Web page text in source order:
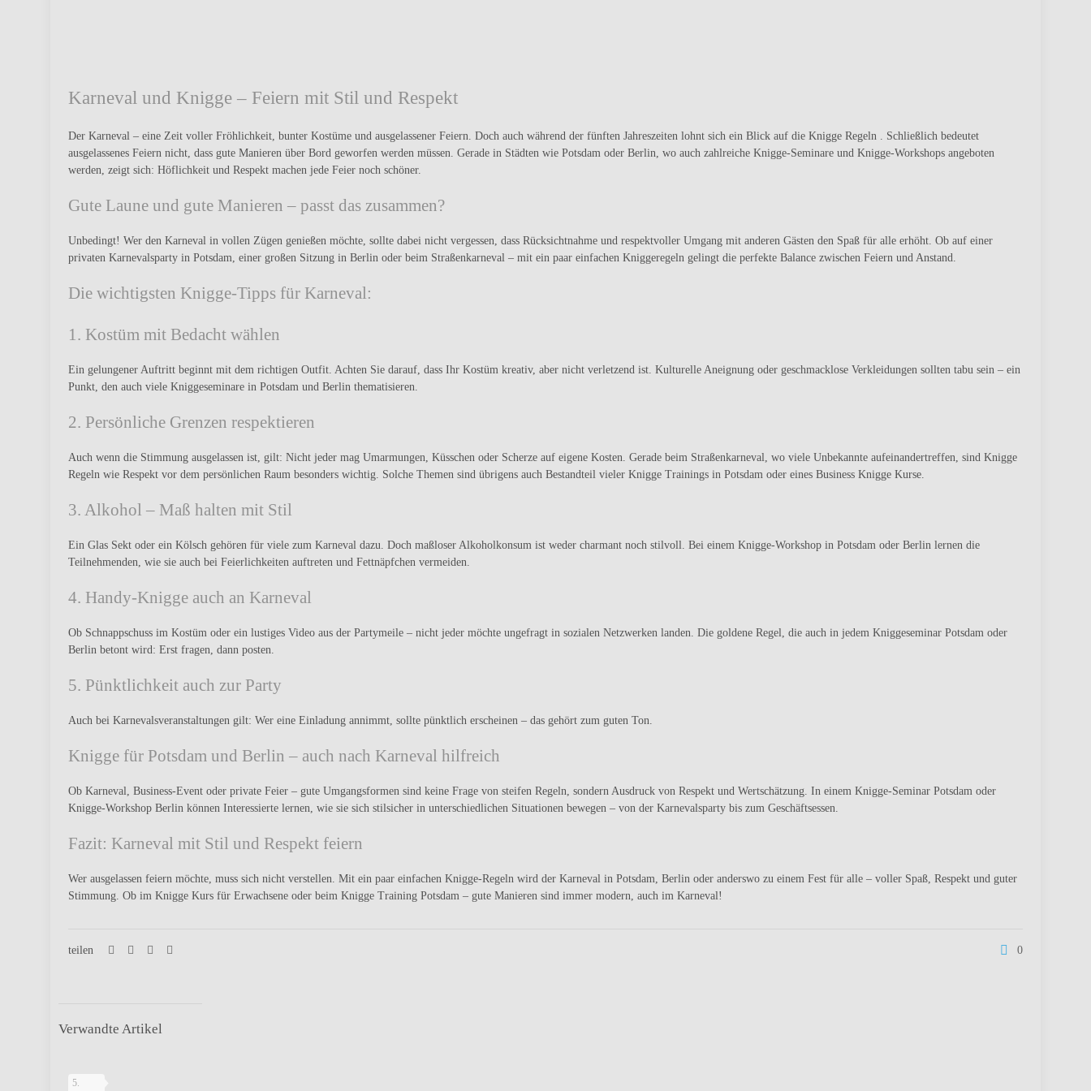
Karneval und Knigge – Feiern mit Stil und Respekt
Der Karneval – eine Zeit voller Fröhlichkeit, bunter Kostüme und ausgelassener Feiern. Doch auch während der fünften Jahreszeiten lohnt sich ein Blick auf die Knigge Regeln . Schließlich bedeutet
ausgelassenes Feiern nicht, dass gute Manieren über Bord geworfen werden müssen. Gerade in Städten wie Potsdam oder Berlin, wo auch zahlreiche Knigge-Seminare und Knigge-Workshops angeboten
werden, zeigt sich: Höflichkeit und Respekt machen jede Feier noch schöner.
Gute Laune und gute Manieren – passt das zusammen?
Unbedingt! Wer den Karneval in vollen Zügen genießen möchte, sollte dabei nicht vergessen, dass Rücksichtnahme und respektvoller Umgang mit anderen Gästen den Spaß für alle erhöht. Ob auf einer
privaten Karnevalsparty in Potsdam, einer großen Sitzung in Berlin oder beim Straßenkarneval – mit ein paar einfachen Kniggeregeln gelingt die perfekte Balance zwischen Feiern und Anstand.
Die wichtigsten Knigge-Tipps für Karneval:
1. Kostüm mit Bedacht wählen
Ein gelungener Auftritt beginnt mit dem richtigen Outfit. Achten Sie darauf, dass Ihr Kostüm kreativ, aber nicht verletzend ist. Kulturelle Aneignung oder geschmacklose Verkleidungen sollten tabu sein – ein
Punkt, den auch viele Kniggeseminare in Potsdam und Berlin thematisieren.
2. Persönliche Grenzen respektieren
Auch wenn die Stimmung ausgelassen ist, gilt: Nicht jeder mag Umarmungen, Küsschen oder Scherze auf eigene Kosten. Gerade beim Straßenkarneval, wo viele Unbekannte aufeinandertreffen, sind Knigge
Regeln wie Respekt vor dem persönlichen Raum besonders wichtig. Solche Themen sind übrigens auch Bestandteil vieler Knigge Trainings in Potsdam oder eines Business Knigge Kurse.
3. Alkohol – Maß halten mit Stil
Ein Glas Sekt oder ein Kölsch gehören für viele zum Karneval dazu. Doch maßloser Alkoholkonsum ist weder charmant noch stilvoll. Bei einem Knigge-Workshop in Potsdam oder Berlin lernen die
Teilnehmenden, wie sie auch bei Feierlichkeiten auftreten und Fettnäpfchen vermeiden.
4. Handy-Knigge auch an Karneval
Ob Schnappschuss im Kostüm oder ein lustiges Video aus der Partymeile – nicht jeder möchte ungefragt in sozialen Netzwerken landen. Die goldene Regel, die auch in jedem Kniggeseminar Potsdam oder
Berlin betont wird: Erst fragen, dann posten.
5. Pünktlichkeit auch zur Party
Auch bei Karnevalsveranstaltungen gilt: Wer eine Einladung annimmt, sollte pünktlich erscheinen – das gehört zum guten Ton.
Knigge für Potsdam und Berlin – auch nach Karneval hilfreich
Ob Karneval, Business-Event oder private Feier – gute Umgangsformen sind keine Frage von steifen Regeln, sondern Ausdruck von Respekt und Wertschätzung. In einem Knigge-Seminar Potsdam oder
Knigge-Workshop Berlin können Interessierte lernen, wie sie sich stilsicher in unterschiedlichen Situationen bewegen – von der Karnevalsparty bis zum Geschäftsessen.
Fazit: Karneval mit Stil und Respekt feiern
Wer ausgelassen feiern möchte, muss sich nicht verstellen. Mit ein paar einfachen Knigge-Regeln wird der Karneval in Potsdam, Berlin oder anderswo zu einem Fest für alle – voller Spaß, Respekt und guter
Stimmung. Ob im Knigge Kurs für Erwachsene oder beim Knigge Training Potsdam – gute Manieren sind immer modern, auch im Karneval!
teilen 0
Verwandte Artikel
5.
Salz